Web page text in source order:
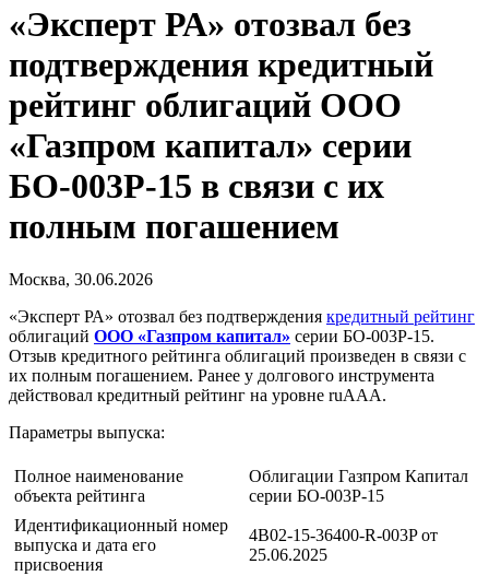
«Эксперт РА» отозвал без
подтверждения кредитный
рейтинг облигаций ООО
«Газпром капитал» серии
БО-003P-15 в связи с их
полным погашением
Москва, 30.06.2026
«Эксперт РА» отозвал без подтверждения кредитный рейтинг
облигаций ООО «Газпром капитал» серии БО-003P-15.
Отзыв кредитного рейтинга облигаций произведен в связи с
их полным погашением. Ранее у долгового инструмента
действовал кредитный рейтинг на уровне ruААА.
Параметры выпуска:
Полное наименование
объекта рейтинга
Облигации Газпром Капитал
серии БО-003Р-15
Идентификационный номер
выпуска и дата его
присвоения
4B02-15-36400-R-003P от
25.06.2025